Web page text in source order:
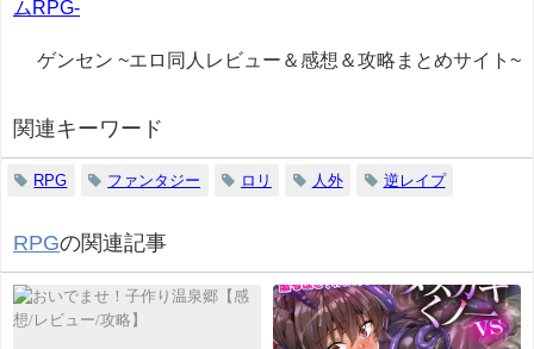
ムRPG-
ゲンセン ~エロ同人レビュー＆感想＆攻略まとめサイト~
関連キーワード
RPG ファンタジー ロリ 人外 逆レイプ
RPGの関連記事